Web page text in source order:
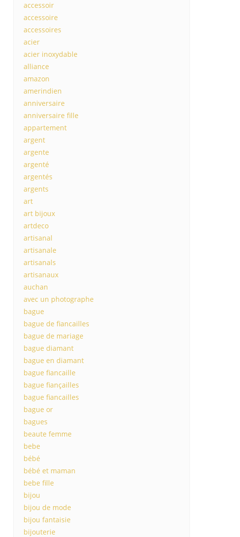
accessoir
accessoire
accessoires
acier
acier inoxydable
alliance
amazon
amerindien
anniversaire
anniversaire fille
appartement
argent
argente
argenté
argentés
argents
art
art bijoux
artdeco
artisanal
artisanale
artisanals
artisanaux
auchan
avec un photographe
bague
bague de fiancailles
bague de mariage
bague diamant
bague en diamant
bague fiancaille
bague fiançailles
bague fiancailles
bague or
bagues
beaute femme
bebe
bébé
bébé et maman
bebe fille
bijou
bijou de mode
bijou fantaisie
bijouterie